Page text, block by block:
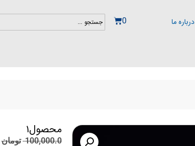
درباره ما 0
محصول۱
100,000.0 تومان